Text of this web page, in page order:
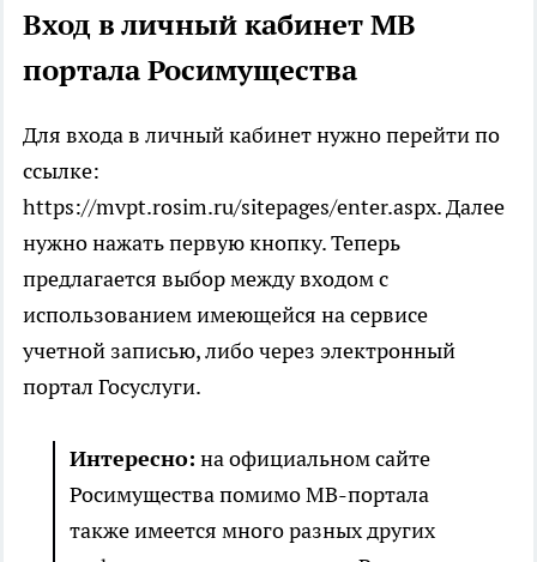
Вход в личный кабинет МВ
портала Росимущества
Для входа в личный кабинет нужно перейти по
ссылке:
https://mvpt.rosim.ru/sitepages/enter.aspx. Далее
нужно нажать первую кнопку. Теперь
предлагается выбор между входом с
использованием имеющейся на сервисе
учетной записью, либо через электронный
портал Госуслуги.
Интересно: на официальном сайте
Росимущества помимо МВ-портала
также имеется много разных других